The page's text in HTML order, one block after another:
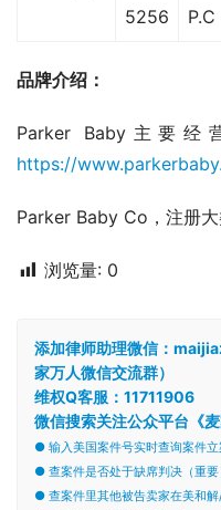
5256
P.C
品牌介绍：
Parker Baby主要
https://
Parker Baby Co，注册
浏览量: 0
添加律师助理微信：
家万人微信交流群）
维权Q客服：11711906
微信搜索关注公众平台《麦
● 输入美国案件号实时查询案件
● 查案件是否处于缺席判决（重要
● 查案件里其他被告卖家在美和